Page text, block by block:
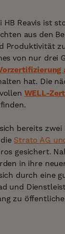
HB Reavis ist
aus den
Produktivität
von nur drei
hat. Die
WELL-
bereits
Strato AG
gesichert.
in ihre
durch eine
und
zu